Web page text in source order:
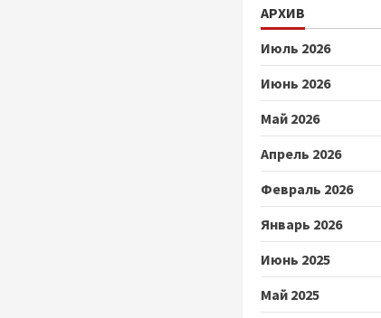
АРХИВ
Июль 2026
Июнь 2026
Май 2026
Апрель 2026
Февраль 2026
Январь 2026
Июнь 2025
Май 2025